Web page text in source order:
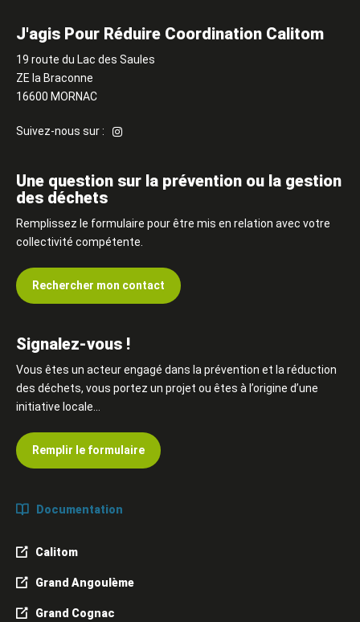
J'agis Pour Réduire Coordination Calitom
19 route du Lac des Saules
ZE la Braconne
16600 MORNAC
Suivez-nous sur :
Suivez-
Une question sur la prévention ou la gestion
des déchets
Remplissez le formulaire pour être mis en relation avec votre
collectivité compétente.
Rechercher mon contact
Signalez-vous !
Vous êtes un acteur engagé dans la prévention et la réduction
des déchets, vous portez un projet ou êtes à l’origine d’une
initiative locale…
Remplir le formulaire
Documentation
Calitom
Grand Angoulème
Grand Cognac